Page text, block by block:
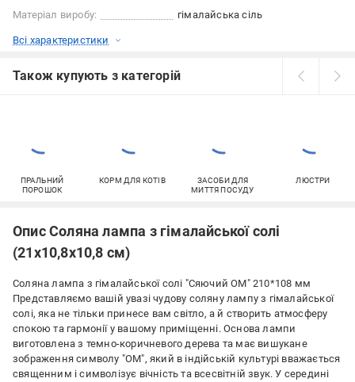
Матеріал виробу:
гімалайська сіль
Всі характеристики
Також купують з категорій
ПРАЛЬНИЙ
ПОРОШОК
КОРМ ДЛЯ КОТІВ
ЗАСОБИ ДЛЯ
МИТТЯ ПОСУДУ
ЛЮСТРИ
Опис Соляна лампа з гімалайської солі
(21х10,8х10,8 cм)
Соляна лампа з гімалайської солі "Сяючий ОМ" 210*108 мм
Представляємо вашій увазі чудову соляну лампу з гімалайської
солі, яка не тільки принесе вам світло, а й створить атмосферу
спокою та гармонії у вашому приміщенні. Основа лампи
виготовлена з темно-коричневого дерева та має вишукане
зображення символу "ОМ", який в індійській культурі вважається
священним і символізує вічність та всесвітній звук. У середині